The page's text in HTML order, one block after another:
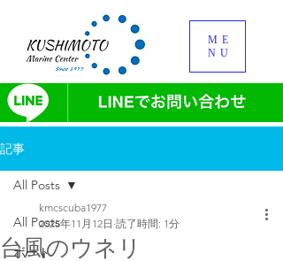
ME
NU
記事
All Posts
ボート
All Posts
台風のウネリ
kmcscuba1977
2025年11月12日 読了時間: 1分